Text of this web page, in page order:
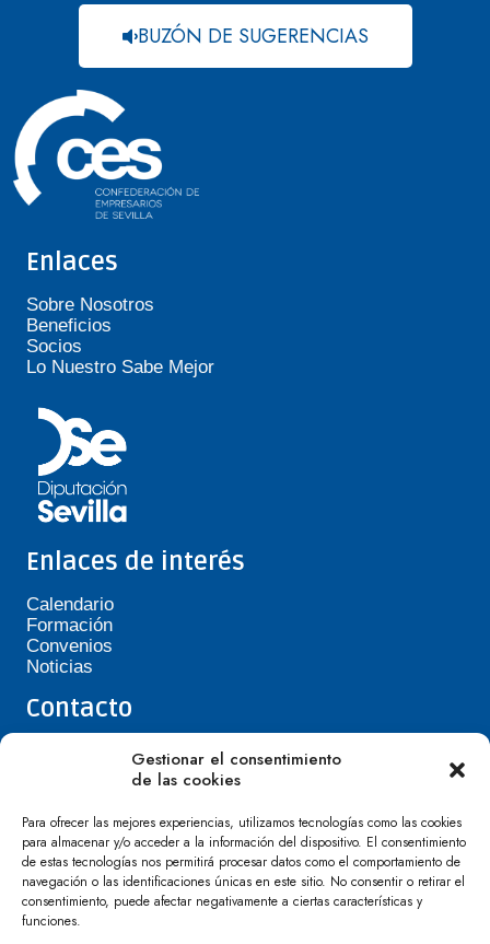
Gestionar el consentimiento
de las cookies
Para ofrecer las mejores experiencias, utilizamos tecnologías como las cookies
para almacenar y/o acceder a la información del dispositivo. El consentimiento
de estas tecnologías nos permitirá procesar datos como el comportamiento de
navegación o las identificaciones únicas en este sitio. No consentir o retirar el
consentimiento, puede afectar negativamente a ciertas características y
funciones.
BUZÓN DE SUGERENCIAS
Enlaces
Sobre Nosotros
Beneficios
Socios
Lo Nuestro Sabe Mejor
Enlaces de interés
Calendario
Formación
Convenios
Noticias
Contacto
Teléfono de Asepavi: 623 394 601
asepavi20@gmail.com
Villafranca